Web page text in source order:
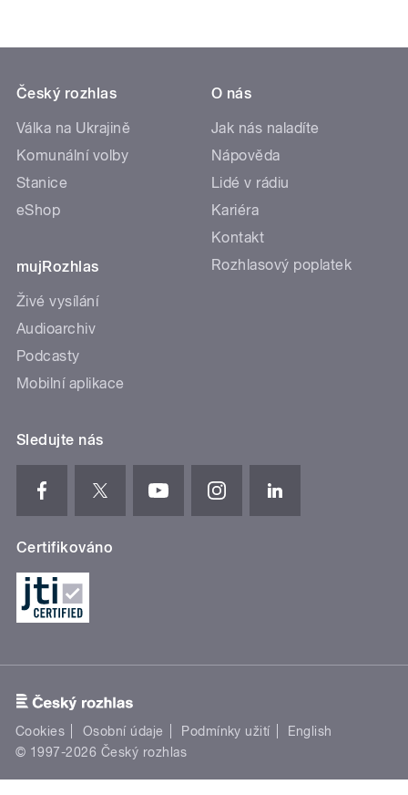
Český rozhlas
Válka na Ukrajině
Komunální volby
Stanice
eShop
mujRozhlas
Živé vysílání
Audioarchiv
Podcasty
Mobilní aplikace
O nás
Jak nás naladíte
Nápověda
Lidé v rádiu
Kariéra
Kontakt
Rozhlasový poplatek
Sledujte nás
Certifikováno
Cookies Osobní údaje Podmínky užití
English
© 1997-2026 Český rozhlas